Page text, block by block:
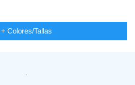
+ Colores/Tallas